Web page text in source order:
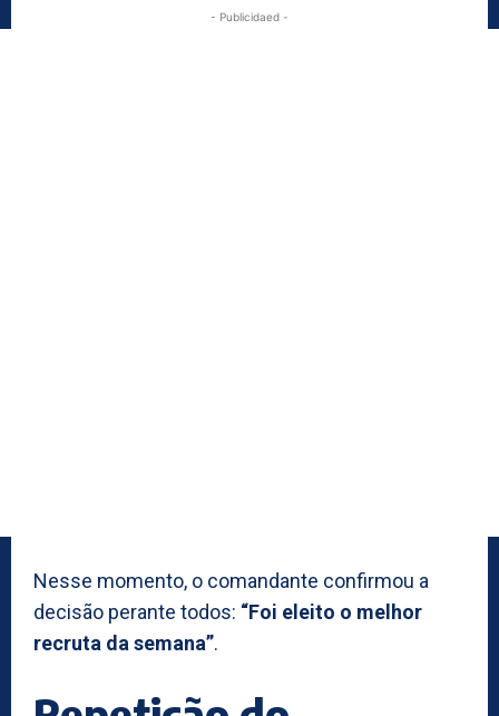
- Publicidaed -
Nesse momento, o comandante confirmou a
decisão perante todos: “Foi eleito o melhor
recruta da semana”.